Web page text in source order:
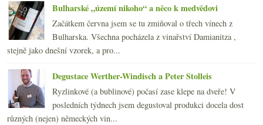
►2014(254)
►2013(249)
► 2012(254)
►2011(252)
►2010(249)
2009 (249)
►2008(270)
►2007(108)
Bulharské „území nikoho“ a něco k medvědovi
Začátkem června jsem se tu zmiňoval o třech vínech z
Bulharska. Všechna pocházela z vinařství Damianitza ,
stejně jako dnešní vzorek, a pro...
Degustace Werther-Windisch a Peter Stolleis
Ryzlinkové (a bublinové) počasí zase klepe na dveře! V
posledních týdnech jsem degustoval produkci docela dost
různých (nejen) německých vin...